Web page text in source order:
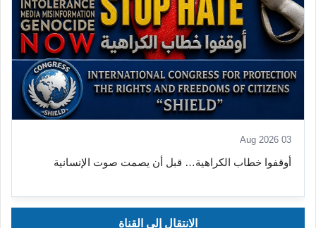
03 Aug 2026
أوقفوا خطاب الكراهية… قبل أن يصمت صوت الإنسانية
الانتقال إلى القناة